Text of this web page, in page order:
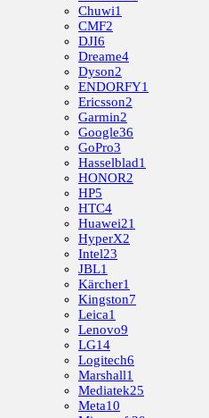
Chuwi1
CMF2
DJI6
Dreame4
Dyson2
ENDORFY1
Ericsson2
Garmin2
Google36
GoPro3
Hasselblad1
HONOR2
HP5
HTC4
Huawei21
HyperX2
Intel23
JBL1
Kärcher1
Kingston7
Leica1
Lenovo9
LG14
Logitech6
Marshall1
Mediatek25
Meta10